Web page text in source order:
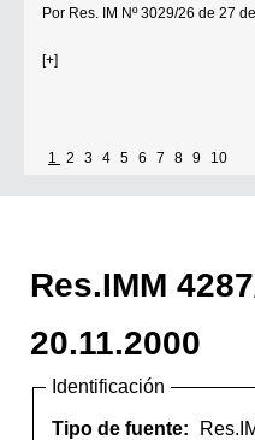
Por Res. IM Nº 3029/26 de 27
[+]
1 2 3 4 5 6 7 8 9 10
Res.IMM
20.11.2000
Identificación
Tipo de fuente: